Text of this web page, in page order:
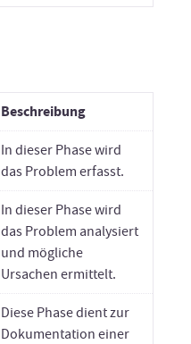
Beschreibung
In dieser Phase wird
das Problem erfasst.
In dieser Phase wird
das Problem analysiert
und mögliche
Ursachen ermittelt.
Diese Phase dient zur
Dokumentation einer